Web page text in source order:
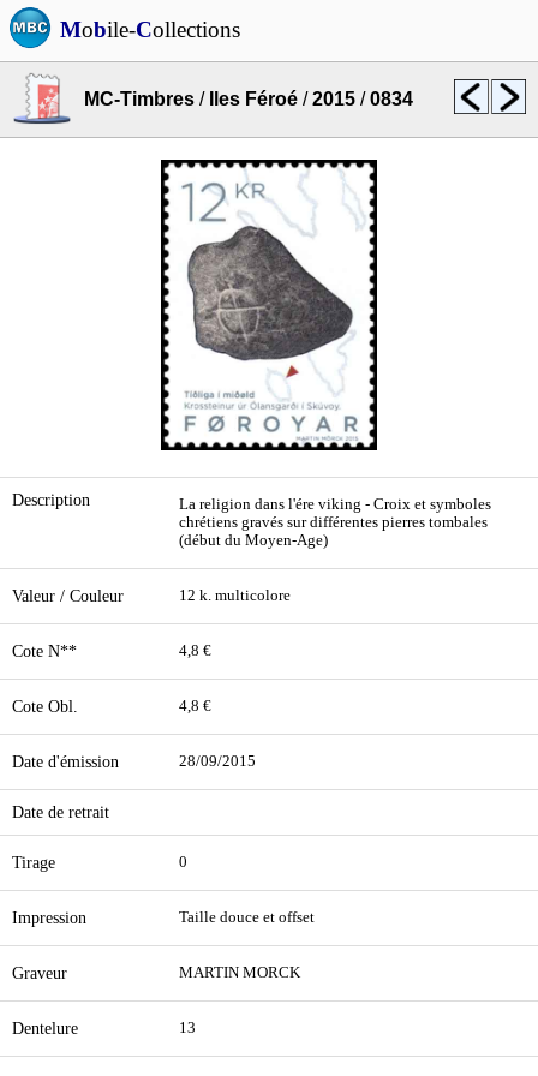
Mobile-Collections
MC-Timbres / Iles Féroé /2015 /0834
Description
La religion dans l'ére viking - Croix et symboles
chrétiens gravés sur différentes pierres tombales
(début du Moyen-Age)
Valeur / Couleur 12 k. multicolore
Cote N** 4,8 €
Cote Obl. 4,8 €
Date d'émission 28/09/2015
Date de retrait
Tirage 0
Impression Taille douce et offset
Graveur MARTIN MORCK
Dentelure 13